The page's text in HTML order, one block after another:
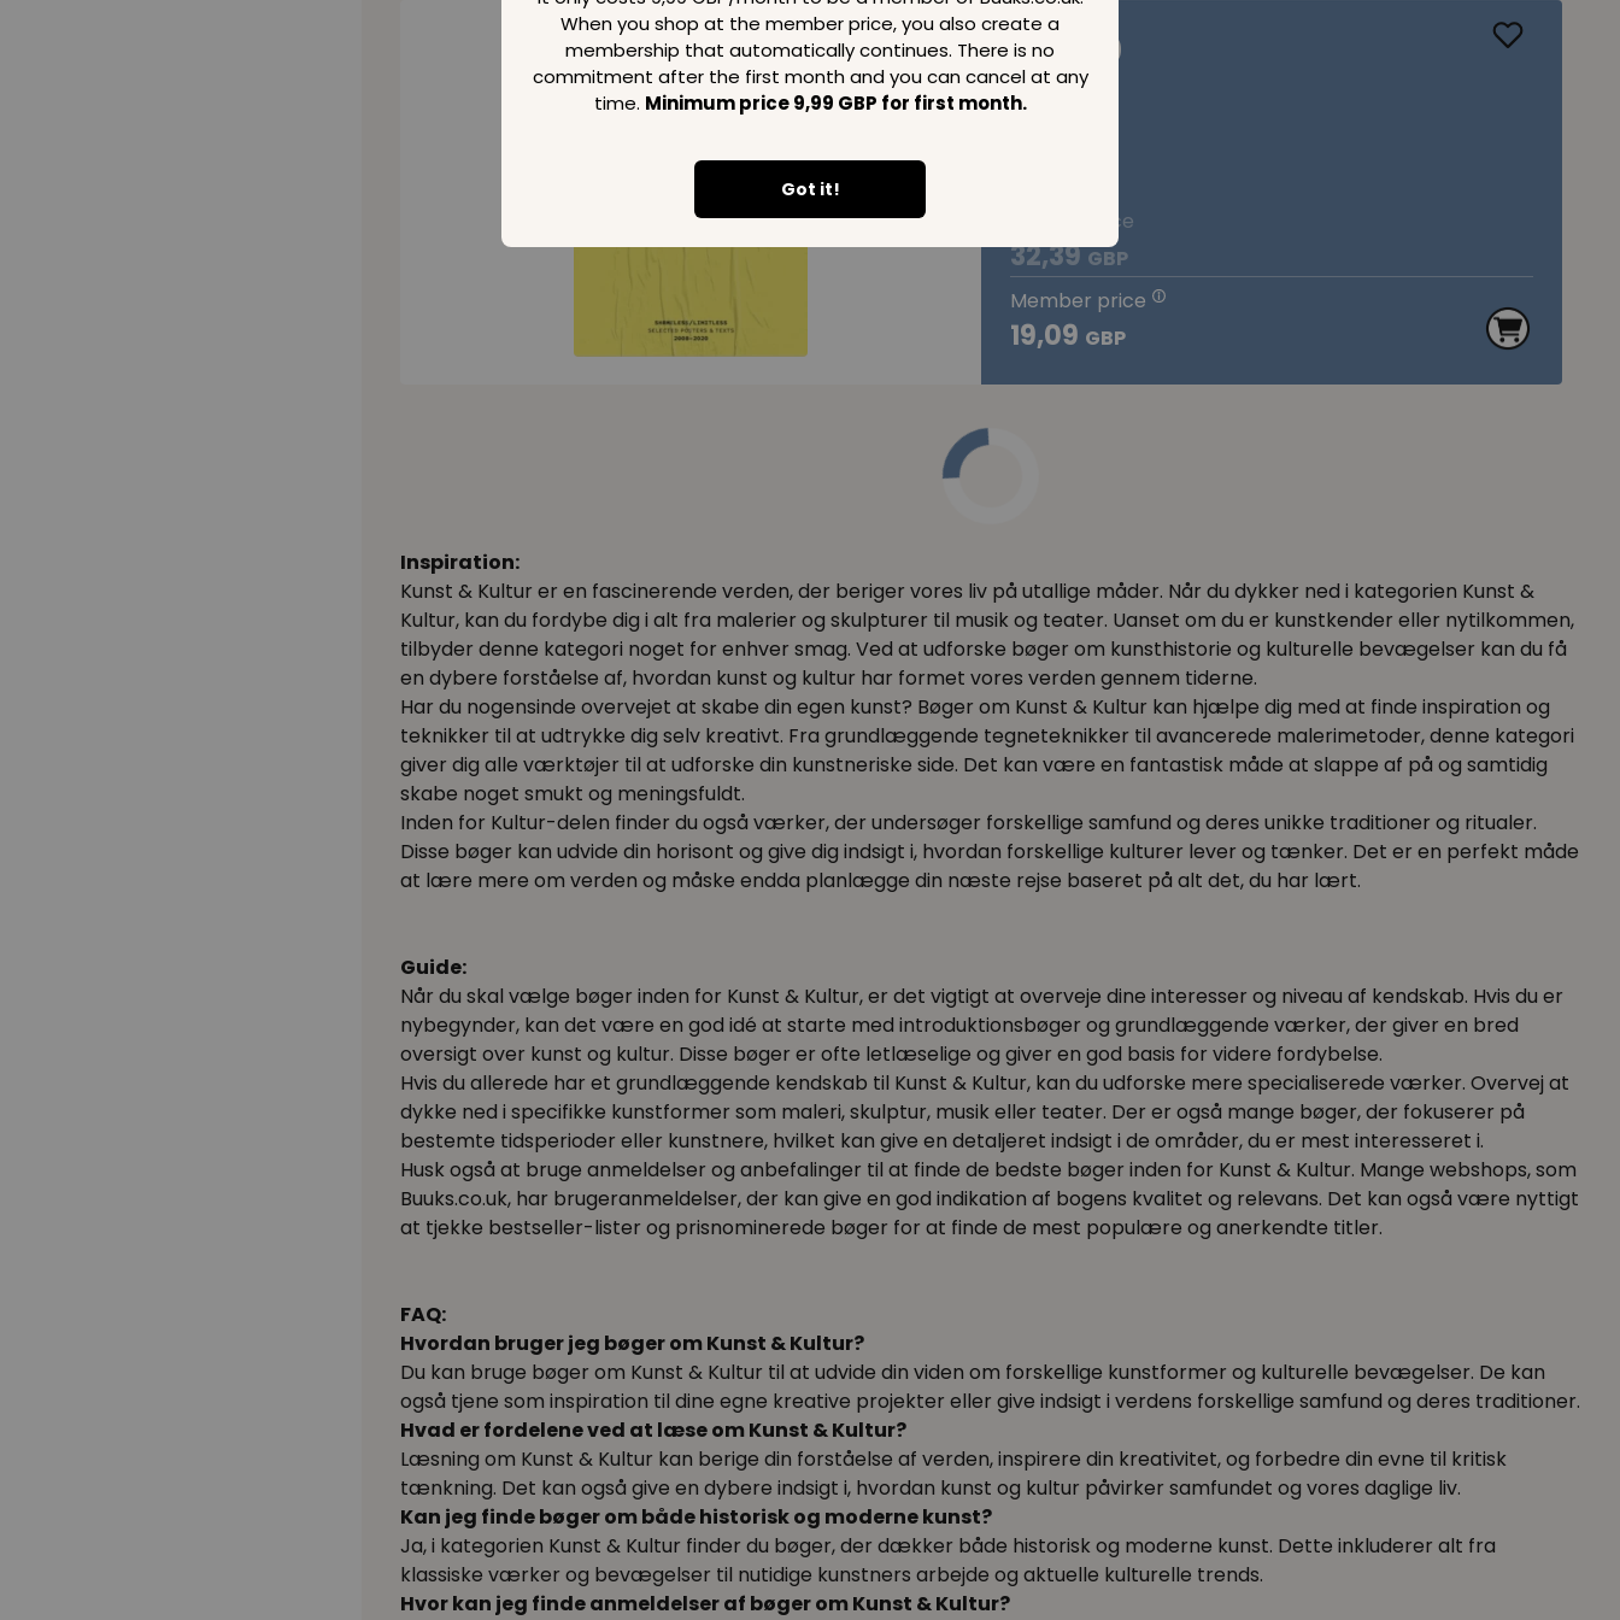
When you shop at the member price, you also create a
membership that automatically continues. There is no
commitment after the first month and you can cancel at any
time. Minimum price 9,99 GBP for first month.
Got it!
–2020
Normal price
32,39GBP
Member price
19,09 GBP
Inspiration:
Kunst & Kultur er en fascinerende verden, der beriger vores liv på utallige måder. Når du dykker ned i kategorien Kunst &
Kultur, kan du fordybe dig i alt fra malerier og skulpturer til musik og teater. Uanset om du er kunstkender eller nytilkommen,
tilbyder denne kategori noget for enhver smag. Ved at udforske bøger om kunsthistorie og kulturelle bevægelser kan du få
en dybere forståelse af, hvordan kunst og kultur har formet vores verden gennem tiderne.
Har du nogensinde overvejet at skabe din egen kunst? Bøger om Kunst & Kultur kan hjælpe dig med at finde inspiration og
teknikker til at udtrykke dig selv kreativt. Fra grundlæggende tegneteknikker til avancerede malerimetoder, denne kategori
giver dig alle værktøjer til at udforske din kunstneriske side. Det kan være en fantastisk måde at slappe af på og samtidig
skabe noget smukt og meningsfuldt.
Inden for Kultur-delen finder du også værker, der undersøger forskellige samfund og deres unikke traditioner og ritualer.
Disse bøger kan udvide din horisont og give dig indsigt i, hvordan forskellige kulturer lever og tænker. Det er en perfekt måde
at lære mere om verden og måske endda planlægge din næste rejse baseret på alt det, du har lært.
Guide:
Når du skal vælge bøger inden for Kunst & Kultur, er det vigtigt at overveje dine interesser og niveau af kendskab. Hvis du er
nybegynder, kan det være en god idé at starte med introduktionsbøger og grundlæggende værker, der giver en bred
oversigt over kunst og kultur. Disse bøger er ofte letlæselige og giver en god basis for videre fordybelse.
Hvis du allerede har et grundlæggende kendskab til Kunst & Kultur, kan du udforske mere specialiserede værker. Overvej at
dykke ned i specifikke kunstformer som maleri, skulptur, musik eller teater. Der er også mange bøger, der fokuserer på
bestemte tidsperioder eller kunstnere, hvilket kan give en detaljeret indsigt i de områder, du er mest interesseret i.
Husk også at bruge anmeldelser og anbefalinger til at finde de bedste bøger inden for Kunst & Kultur. Mange webshops, som
Buuks.co.uk, har brugeranmeldelser, der kan give en god indikation af bogens kvalitet og relevans. Det kan også være nyttigt
at tjekke bestseller-lister og prisnominerede bøger for at finde de mest populære og anerkendte titler.
FAQ:
Hvordan bruger jeg bøger om Kunst & Kultur?
Du kan bruge bøger om Kunst & Kultur til at udvide din viden om forskellige kunstformer og kulturelle bevægelser. De kan
også tjene som inspiration til dine egne kreative projekter eller give indsigt i verdens forskellige samfund og deres traditioner.
Hvad er fordelene ved at læse om Kunst & Kultur?
Læsning om Kunst & Kultur kan berige din forståelse af verden, inspirere din kreativitet, og forbedre din evne til kritisk
tænkning. Det kan også give en dybere indsigt i, hvordan kunst og kultur påvirker samfundet og vores daglige liv.
Kan jeg finde bøger om både historisk og moderne kunst?
Ja, i kategorien Kunst & Kultur finder du bøger, der dækker både historisk og moderne kunst. Dette inkluderer alt fra
klassiske værker og bevægelser til nutidige kunstners arbejde og aktuelle kulturelle trends.
Hvor kan jeg finde anmeldelser af bøger om Kunst & Kultur?